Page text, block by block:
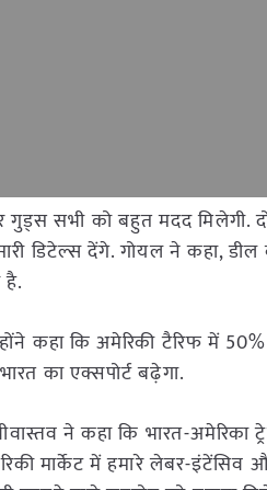
सभी को बहुत मदद मिलेगी.
डिटेल्स देंगे. गोयल ने कहा,
कहा कि अमेरिकी टैरिफ में
का एक्सपोर्ट बढ़ेगा.
ने कहा कि भारत-अमेरिका
मार्केट में हमारे लेबर-